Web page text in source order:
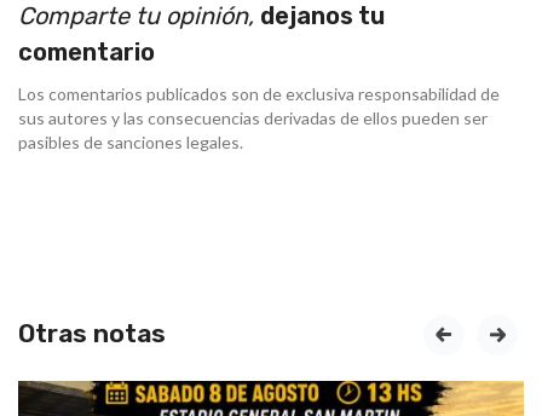
Comparte tu opinión, dejanos tu
comentario
Los comentarios publicados son de exclusiva responsabilidad de
sus autores y las consecuencias derivadas de ellos pueden ser
pasibles de sanciones legales.
Otras notas prev next